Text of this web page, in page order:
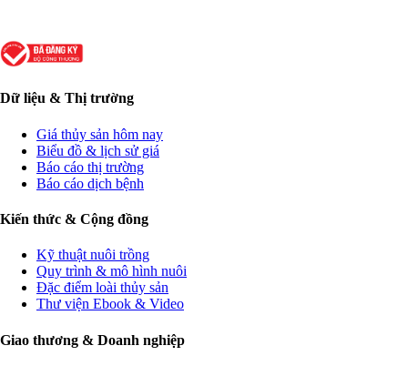
Dữ liệu & Thị trường
Giá thủy sản hôm nay
Biểu đồ & lịch sử giá
Báo cáo thị trường
Báo cáo dịch bệnh
Kiến thức & Cộng đồng
Kỹ thuật nuôi trồng
Quy trình & mô hình nuôi
Đặc điểm loài thủy sản
Thư viện Ebook & Video
Giao thương & Doanh nghiệp